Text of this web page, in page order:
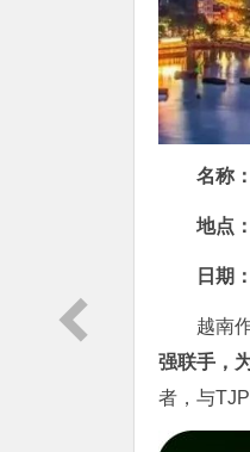
名称
地点：
日期：
越南
强联手，
者，与